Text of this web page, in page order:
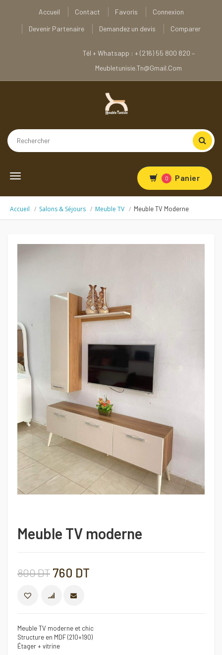
Accueil Contact Favoris
Connexion
Devenir Partenaire
Demandez un devis Comparer
Tél + Whatsapp : + (216) 55 800 820 –
Meubletunisie.tn@gmail.com
Toggle
0 Panier
Accueil Salons & Séjours Meuble TV Meuble TV Moderne
Meuble TV moderne
800DT Le
prix
était :
760 DT
COMPARER
Meuble TV moderne et chic
Structure en MDF (210+190)
Étager + vitrine